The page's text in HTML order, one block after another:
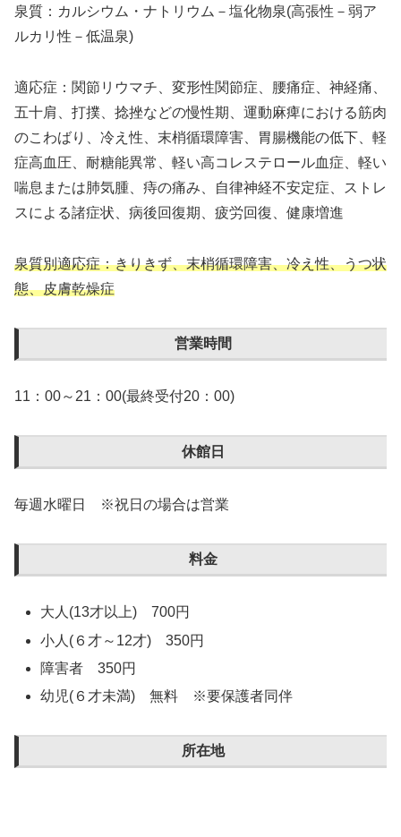
泉質：カルシウム・ナトリウム－塩化物泉(高張性－弱ア
ルカリ性－低温泉)
適応症：関節リウマチ、変形性関節症、腰痛症、神経痛、
五十肩、打撲、捻挫などの慢性期、運動麻痺における筋肉
のこわばり、冷え性、末梢循環障害、胃腸機能の低下、軽
症高血圧、耐糖能異常、軽い高コレステロール血症、軽い
喘息または肺気腫、痔の痛み、自律神経不安定症、ストレ
スによる諸症状、病後回復期、疲労回復、健康増進
泉質別適応症：きりきず、末梢循環障害、冷え性、うつ状
態、皮膚乾燥症
営業時間
11：00～21：00(最終受付20：00)
休館日
毎週水曜日 ※祝日の場合は営業
料金
大人(13才以上) 700円
小人(６才～12才) 350円
障害者 350円
幼児(６才未満) 無料 ※要保護者同伴
所在地